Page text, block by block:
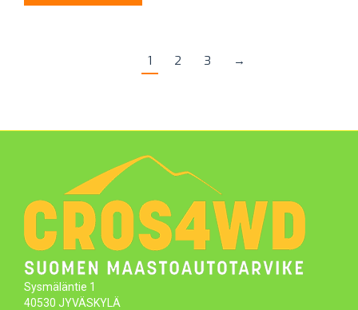
1 2 3 →
Sysmäläntie 1
40530 JYVÄSKYLÄ